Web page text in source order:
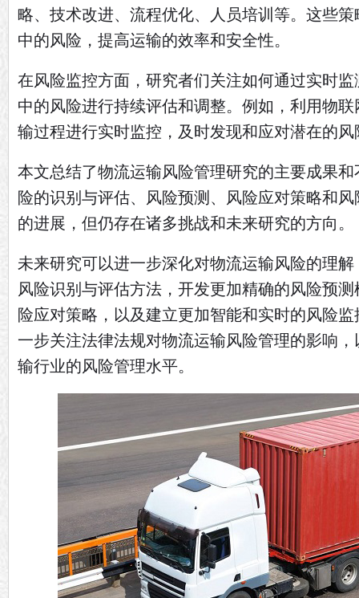
略、技术改进、流程优化、人员培训等。这些
中的风险，提高运输的效率和安全性。
在风险监控方面，研究者们关注如何通过实时
中的风险进行持续评估和调整。例如，利用物
输过程进行实时监控，及时发现和应对潜在的风
本文总结了物流运输风险管理研究的主要成果
险的识别与评估、风险预测、风险应对策略和
的进展，但仍存在诸多挑战和未来研究的方向。
未来研究可以进一步深化对物流运输风险的理
风险识别与评估方法，开发更加精确的风险预
险应对策略，以及建立更加智能和实时的风险
一步关注法律法规对物流运输风险管理的影响
输行业的风险管理水平。